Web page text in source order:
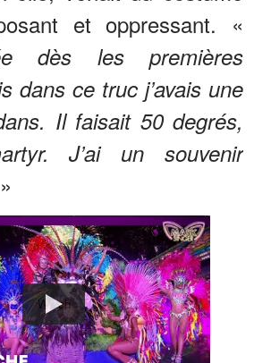
et oppressant. «
dès les premières
dans ce truc j’avais une
Il faisait 50 degrés,
J’ai un souvenir
»
Watch